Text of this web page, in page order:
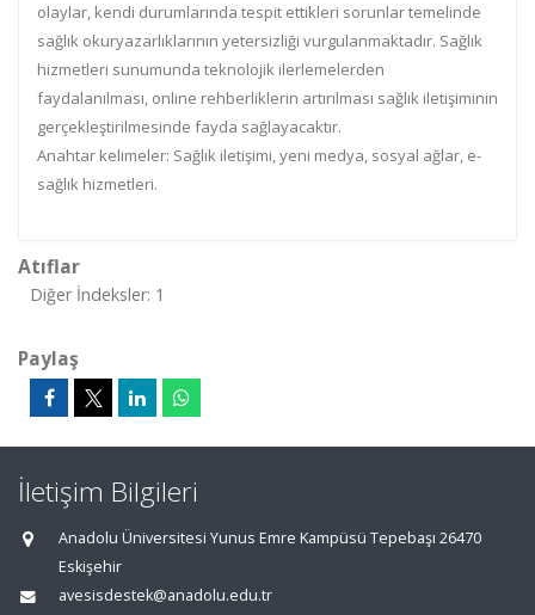
olaylar, kendi durumlarında tespit ettikleri sorunlar temelinde
sağlık okuryazarlıklarının yetersizliği vurgulanmaktadır. Sağlık
hizmetleri sunumunda teknolojik ilerlemelerden
faydalanılması, online rehberliklerin artırılması sağlık iletişiminin
gerçekleştirilmesinde fayda sağlayacaktır.
Anahtar kelimeler: Sağlık iletişimi, yeni medya, sosyal ağlar, e-
sağlık hizmetleri.
Atıflar
Diğer İndeksler: 1
Paylaş
İletişim Bilgileri
Anadolu Üniversitesi Yunus Emre Kampüsü Tepebaşı 26470
Eskişehir
avesisdestek@anadolu.edu.tr